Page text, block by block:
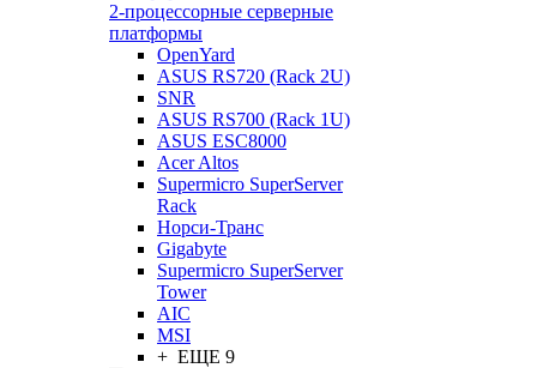
2-процессорные серверные
платформы
OpenYard
ASUS RS720 (Rack 2U)
SNR
ASUS RS700 (Rack 1U)
ASUS ESC8000
Acer Altos
Supermicro SuperServer
Rack
Норси-Транс
Gigabyte
Supermicro SuperServer
Tower
AIC
MSI
+ ЕЩЕ 9